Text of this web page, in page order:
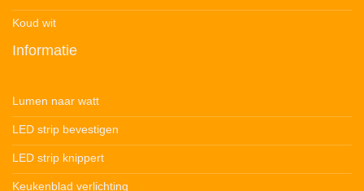
Koud wit
Informatie
Lumen naar watt
LED strip bevestigen
LED strip knippert
Keukenblad verlichting